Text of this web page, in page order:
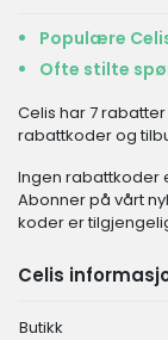
Populære
Ofte stilte
Celis har 7
rabattkoder og
Ingen rabattkoder
Abonner på vårt
koder er
Celis
Butikk